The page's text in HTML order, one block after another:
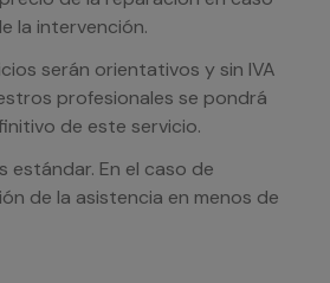
la intervención.
serán orientativos y sin IVA
profesionales se pondrá
de este servicio.
estándar. En el caso de
de la asistencia en menos de